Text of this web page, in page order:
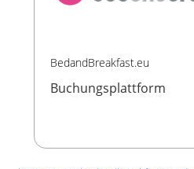
BedandBreakfast.eu
Buchungsplattform